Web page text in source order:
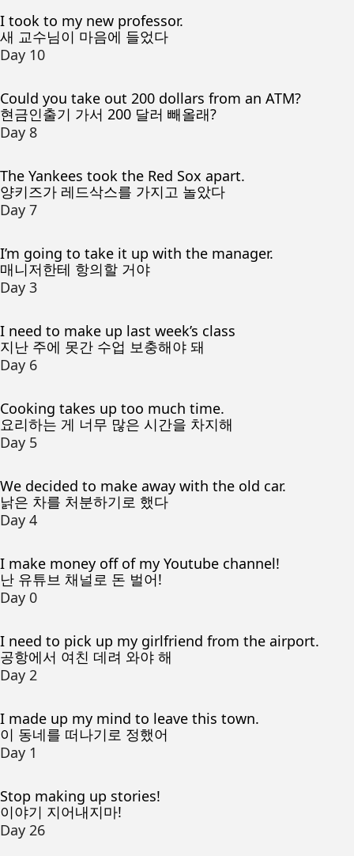
I took to my new professor.
새 교수님이 마음에 들었다
Day 10
Could you take out 200 dollars from an ATM?
현금인출기 가서 200 달러 빼올래?
Day 8
The Yankees took the Red Sox apart.
양키즈가 레드삭스를 가지고 놀았다
Day 7
I’m going to take it up with the manager.
매니저한테 항의할 거야
Day 3
I need to make up last week’s class
지난 주에 못간 수업 보충해야 돼
Day 6
Cooking takes up too much time.
요리하는 게 너무 많은 시간을 차지해
Day 5
We decided to make away with the old car.
낡은 차를 처분하기로 했다
Day 4
I make money off of my Youtube channel!
난 유튜브 채널로 돈 벌어!
Day 0
I need to pick up my girlfriend from the airport.
공항에서 여친 데려 와야 해
Day 2
I made up my mind to leave this town.
이 동네를 떠나기로 정했어
Day 1
Stop making up stories!
이야기 지어내지마!
Day 26